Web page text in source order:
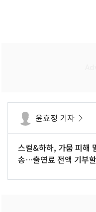
윤효정 기자
스컬&하하, 가뭄 피해
송…출연료 전액 기부